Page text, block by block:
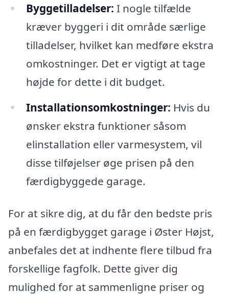
Byggetilladelser: I nogle tilfælde
kræver byggeri i dit område særlige
tilladelser, hvilket kan medføre ekstra
omkostninger. Det er vigtigt at tage
højde for dette i dit budget.
Installationsomkostninger: Hvis du
ønsker ekstra funktioner såsom
elinstallation eller varmesystem, vil
disse tilføjelser øge prisen på den
færdigbyggede garage.
For at sikre dig, at du får den bedste pris
på en færdigbygget garage i Øster Højst,
anbefales det at indhente flere tilbud fra
forskellige fagfolk. Dette giver dig
mulighed for at sammenligne priser og